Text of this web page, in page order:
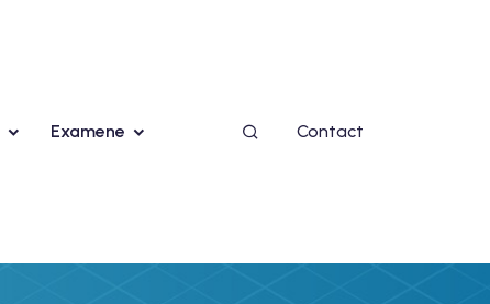
Examene Contact